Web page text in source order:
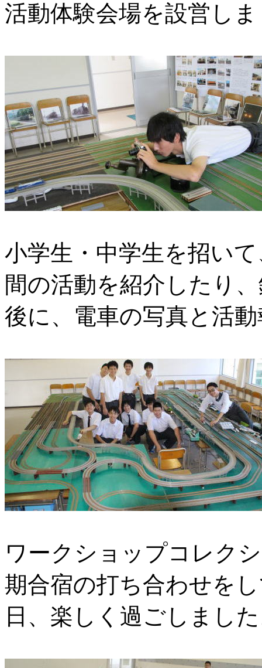
活動体験会場を設営し
小学生・中学生を招い
間の活動を紹介したり
後に、電車の写真と活
ワークショップコレク
期合宿の打ち合わせを
日、楽しく過ごしまし